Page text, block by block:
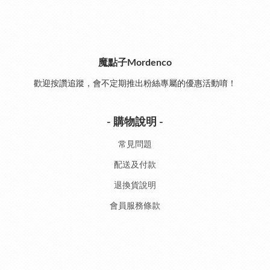
魔點子Mordenco
歡迎按讚追蹤，會不定期推出粉絲專屬的優惠活動唷！
- 購物說明 -
常見問題
配送及付款
退換貨說明
會員服務條款